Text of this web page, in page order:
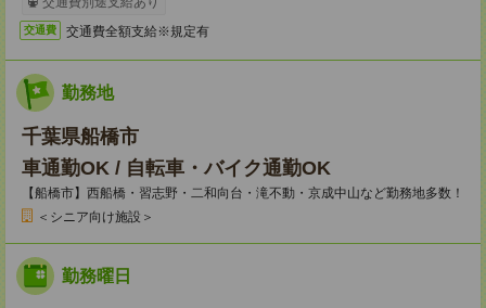
交通費 交通費全額支給※規定有
勤務地
千葉県船橋市
車通勤OK / 自転車・バイク通勤OK
【船橋市】西船橋・習志野・二和向台・滝不動・京成中山など勤務地多数！
＜シニア向け施設＞
勤務曜日